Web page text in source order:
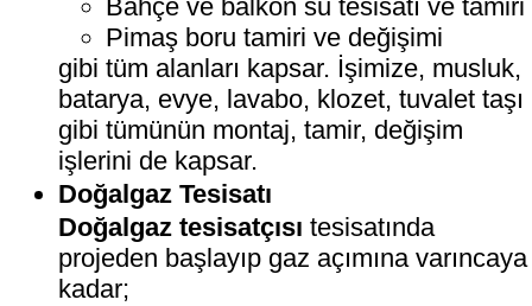
Bahçe ve balkon su tesisatı ve tamiri
Pimaş boru tamiri ve değişimi
gibi tüm alanları kapsar. İşimize, musluk,
batarya, evye, lavabo, klozet, tuvalet taşı
gibi tümünün montaj, tamir, değişim
işlerini de kapsar.
Doğalgaz Tesisatı
Doğalgaz tesisatçısı tesisatında
projeden başlayıp gaz açımına varıncaya
kadar;